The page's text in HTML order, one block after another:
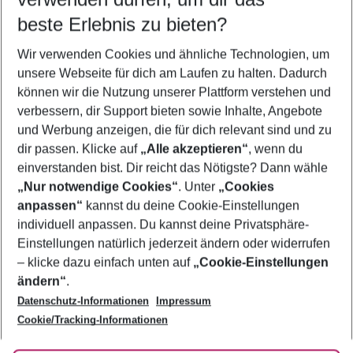
5-8 Nächte
2 Erwachsene Keine Kinder
Mehr Filter anzeigen
Footer
Footer navigation
Über uns
AGB
Bestpreisgarantie
Cookie-Einstellungen ändern
Cookie-Richtlinie
Agenturbetreuung
Barrierefreies Reisen
Folge uns
beste Erlebnis zu bieten?
Wir verwenden Cookies und ähnliche Technologien, um
unsere Webseite für dich am Laufen zu halten. Dadurch
können wir die Nutzung unserer Plattform verstehen und
verbessern, dir Support bieten sowie Inhalte, Angebote
und Werbung anzeigen, die für dich relevant sind und zu
dir passen. Klicke auf „Alle akzeptieren“, wenn du
einverstanden bist. Dir reicht das Nötigste? Dann wähle
„Nur notwendige Cookies“. Unter „Cookies
anpassen“ kannst du deine Cookie-Einstellungen
individuell anpassen. Du kannst deine Privatsphäre-
Einstellungen natürlich jederzeit ändern oder widerrufen
– klicke dazu einfach unten auf „Cookie-Einstellungen
ändern“.
Datenschutz-Informationen
Impressum
Cookie/Tracking-Informationen